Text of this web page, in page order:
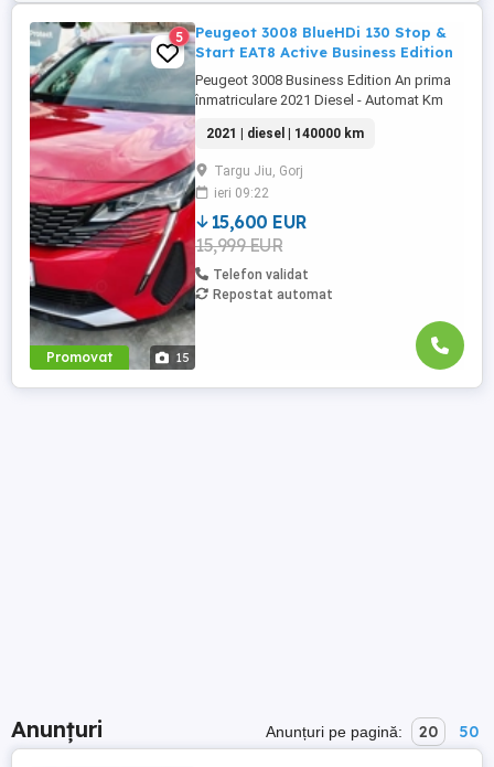
Promovat 15
5
Peugeot 3008 BlueHDi 130 Stop &
Start EAT8 Active Business Edition
Peugeot 3008 Business Edition An prima
înmatriculare 2021 Diesel - Automat Km
inclusă 12 luni Finanțare rapidă persoane
fizice Credit rapid in 30 min Leasing
financiar persoane juridice Se eliberează
numere provizorii Se accepta verificare la
service ...
2021 | diesel | 140000 km
Targu Jiu, Gorj
ieri 09:22
15,600 EUR
15,999 EUR
Telefon validat
Repostat automat
Anunțuri Anunțuri pe pagină: 20 50